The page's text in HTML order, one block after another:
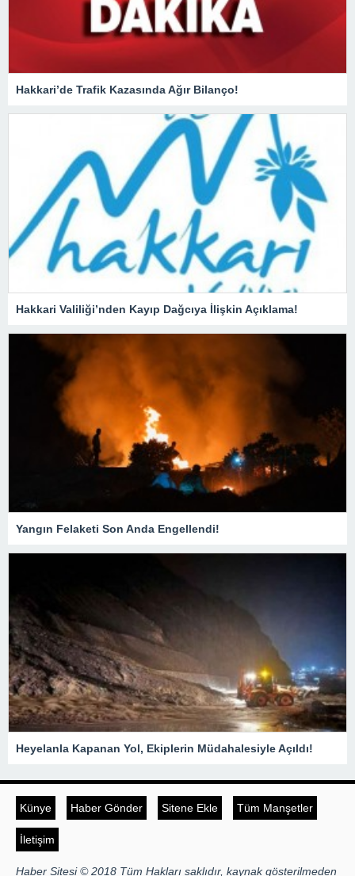
Hakkari’de Trafik Kazasında Ağır Bilanço!
Hakkari Valiliği’nden Kayıp Dağcıya İlişkin Açıklama!
Yangın Felaketi Son Anda Engellendi!
Heyelanla Kapanan Yol, Ekiplerin Müdahalesiyle Açıldı!
Künye Haber Gönder Sitene Ekle Tüm Manşetler
İletişim
Haber Sitesi © 2018 Tüm Hakları saklıdır, kaynak gösterilmeden